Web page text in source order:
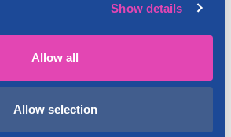
Show details
Allow all
Allow selection
muuttotarjous